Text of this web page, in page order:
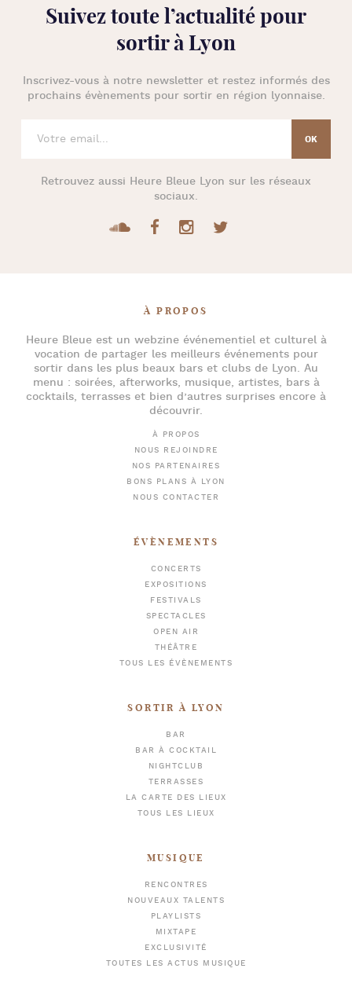
Suivez toute l’actualité pour
sortir à Lyon
Inscrivez-vous à notre newsletter et restez informés des
prochains évènements pour sortir en région lyonnaise.
Retrouvez aussi Heure Bleue Lyon sur les réseaux
sociaux.
À PROPOS
Heure Bleueest un webzine événementiel et culturel à
vocation de partager les meilleurs événements pour
sortir dans les plus beaux bars et clubs de Lyon. Au
menu : soirées, afterworks, musique, artistes, bars à
cocktails, terrasses et bien d’autres surprises encore à
découvrir.
À PROPOS
NOUS REJOINDRE
NOS PARTENAIRES
BONS PLANS À LYON
NOUS CONTACTER
ÉVÈNEMENTS
CONCERTS
EXPOSITIONS
FESTIVALS
SPECTACLES
OPEN AIR
THÉÂTRE
TOUS LES ÉVÈNEMENTS
SORTIR À LYON
BAR
BAR À COCKTAIL
NIGHTCLUB
TERRASSES
LA CARTE DES LIEUX
TOUS LES LIEUX
MUSIQUE
RENCONTRES
NOUVEAUX TALENTS
PLAYLISTS
MIXTAPE
EXCLUSIVITÉ
TOUTES LES ACTUS MUSIQUE